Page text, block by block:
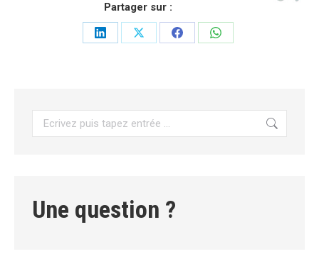
Partager sur :
PartagerPartagerPartagerPartager
Recherche
:
Une question ?